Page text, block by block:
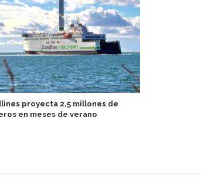
proyecta 2,5 millones de
en meses de verano